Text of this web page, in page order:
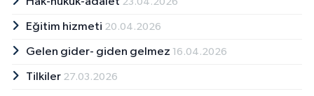
Eğitim hizmeti 20.04.2026
Gelen gider- giden gelmez 16.04.2026
Tilkiler 27.03.2026